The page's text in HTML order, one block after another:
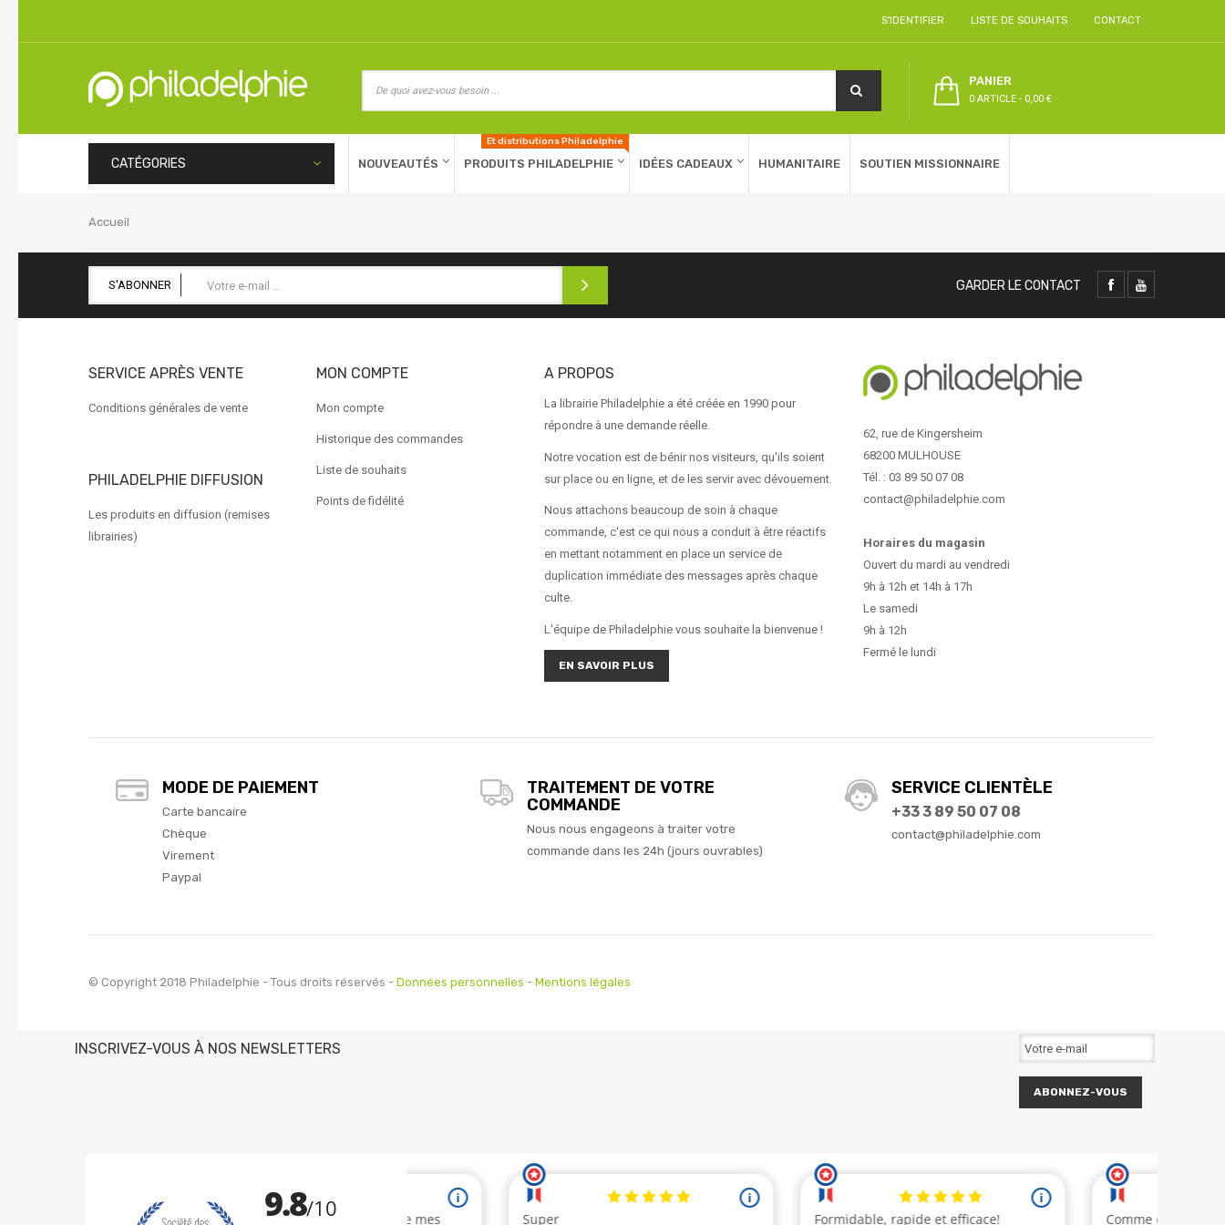
S'IDENTIFIER LISTE DE SOUHAITS CONTACT
PANIER
0 ARTICLE - 0,00 €
CATÉGORIES NOUVEAUTÉS PRODUITS PHILADELPHIE
Et distributions Philadelphie
IDÉES CADEAUX HUMANITAIRE SOUTIEN MISSIONNAIRE
Accueil
S'ABONNER GARDER LE CONTACT
SERVICE APRÈS VENTE
Conditions générales de vente
PHILADELPHIE DIFFUSION
Les produits en diffusion (remises
librairies)
MON COMPTE
Mon compte
Historique des commandes
Liste de souhaits
Points de fidélité
A PROPOS
La librairie Philadelphie a été créée en 1990 pour
répondre à une demande réelle.
Notre vocation est de bénir nos visiteurs, qu'ils soient
sur place ou en ligne, et de les servir avec dévouement.
Nous attachons beaucoup de soin à chaque
commande, c'est ce qui nous a conduit à être réactifs
en mettant notamment en place un service de
duplication immédiate des messages après chaque
culte.
L'équipe de Philadelphie vous souhaite la bienvenue !
EN SAVOIR PLUS
62, rue de Kingersheim
68200 MULHOUSE
Tél. : 03 89 50 07 08
contact@philadelphie.com
Horaires du magasin
Ouvert du mardi au vendredi
9h à 12h et 14h à 17h
Le samedi
9h à 12h
Fermé le lundi
MODE DE PAIEMENT
Carte bancaire
Chèque
Virement
Paypal
TRAITEMENT DE VOTRE
COMMANDE
Nous nous engageons à traiter votre
commande dans les 24h (jours ouvrables)
SERVICE CLIENTÈLE
+33 3 89 50 07 08
contact@philadelphie.com
© Copyright 2018 Philadelphie - Tous droits réservés - Données personnelles - Mentions légales
INSCRIVEZ-VOUS À NOS NEWSLETTERS
ABONNEZ-VOUS